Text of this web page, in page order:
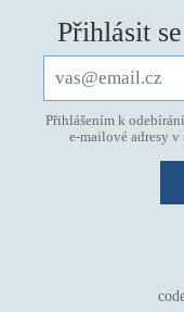
Přihlásit
Přihlášením k
e-mailové adresy v